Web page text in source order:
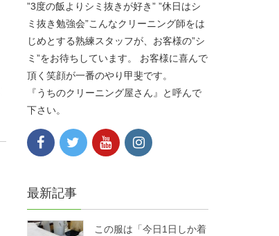
”3度の飯よりシミ抜きが好き” ”休日はシ
ミ抜き勉強会”こんなクリーニング師をは
じめとする熟練スタッフが、お客様の”シ
ミ”をお待ちしています。 お客様に喜んで
頂く笑顔が一番のやり甲斐です。
『うちのクリーニング屋さん』と呼んで
下さい。
最新記事
この服は「今日1日しか着